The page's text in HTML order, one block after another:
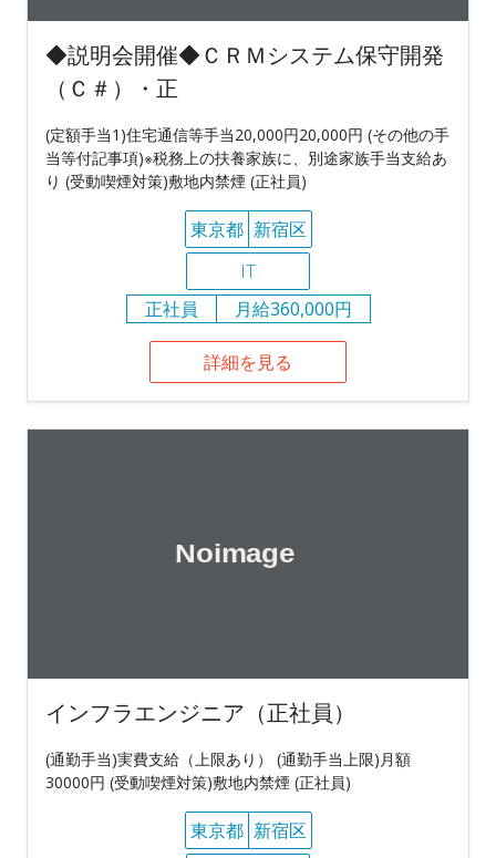
◆説明会開催◆ＣＲＭシステム保守開発
（Ｃ＃）・正
(定額手当1)住宅通信等手当20,000円20,000円 (その他の手
当等付記事項)※税務上の扶養家族に、別途家族手当支給あ
り (受動喫煙対策)敷地内禁煙 (正社員)
東京都 新宿区
IT
正社員
月給360,000円
詳細を見る
インフラエンジニア（正社員）
(通勤手当)実費支給（上限あり） (通勤手当上限)月額
30000円 (受動喫煙対策)敷地内禁煙 (正社員)
東京都 新宿区